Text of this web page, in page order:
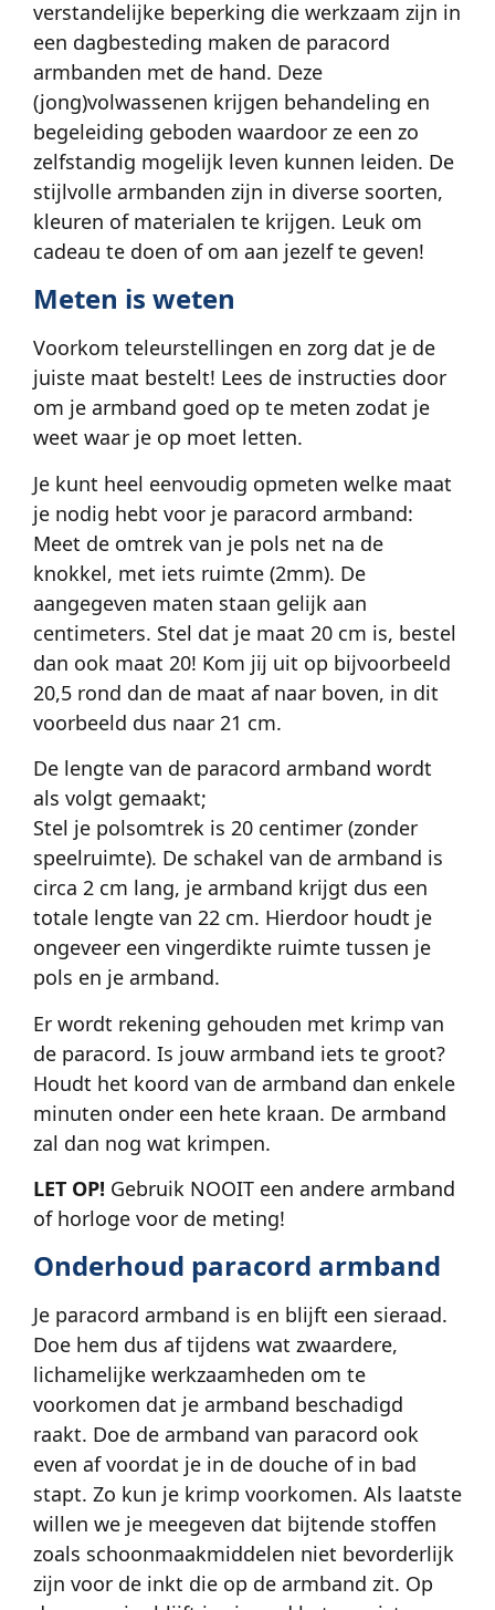
verstandelijke beperking die werkzaam zijn in
een dagbesteding maken de paracord
armbanden met de hand. Deze
(jong)volwassenen krijgen behandeling en
begeleiding geboden waardoor ze een zo
zelfstandig mogelijk leven kunnen leiden. De
stijlvolle armbanden zijn in diverse soorten,
kleuren of materialen te krijgen. Leuk om
cadeau te doen of om aan jezelf te geven!
Meten is weten
Voorkom teleurstellingen en zorg dat je de
juiste maat bestelt! Lees de instructies door
om je armband goed op te meten zodat je
weet waar je op moet letten.
Je kunt heel eenvoudig opmeten welke maat
je nodig hebt voor je paracord armband:
Meet de omtrek van je pols net na de
knokkel, met iets ruimte (2mm). De
aangegeven maten staan gelijk aan
centimeters. Stel dat je maat 20 cm is, bestel
dan ook maat 20! Kom jij uit op bijvoorbeeld
20,5 rond dan de maat af naar boven, in dit
voorbeeld dus naar 21 cm.
De lengte van de paracord armband wordt
als volgt gemaakt;
Stel je polsomtrek is 20 centimer (zonder
speelruimte). De schakel van de armband is
circa 2 cm lang, je armband krijgt dus een
totale lengte van 22 cm. Hierdoor houdt je
ongeveer een vingerdikte ruimte tussen je
pols en je armband.
Er wordt rekening gehouden met krimp van
de paracord. Is jouw armband iets te groot?
Houdt het koord van de armband dan enkele
minuten onder een hete kraan. De armband
zal dan nog wat krimpen.
LET OP! Gebruik NOOIT een andere armband
of horloge voor de meting!
Onderhoud paracord armband
Je paracord armband is en blijft een sieraad.
Doe hem dus af tijdens wat zwaardere,
lichamelijke werkzaamheden om te
voorkomen dat je armband beschadigd
raakt. Doe de armband van paracord ook
even af voordat je in de douche of in bad
stapt. Zo kun je krimp voorkomen. Als laatste
willen we je meegeven dat bijtende stoffen
zoals schoonmaakmiddelen niet bevorderlijk
zijn voor de inkt die op de armband zit. Op